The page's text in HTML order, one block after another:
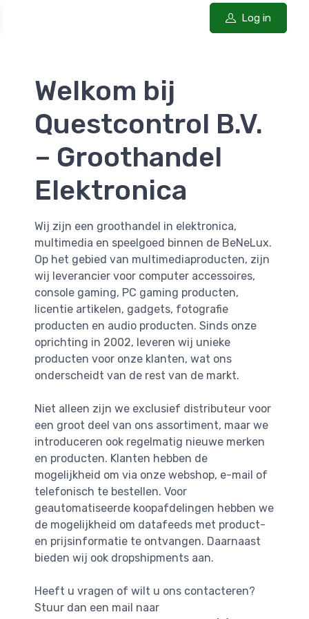
Log in
Welkom bij
Questcontrol B.V.
– Groothandel
Elektronica
Wij zijn een groothandel in elektronica,
multimedia en speelgoed binnen de BeNeLux.
Op het gebied van multimediaproducten, zijn
wij leverancier voor computer accessoires,
console gaming, PC gaming producten,
licentie artikelen, gadgets, fotografie
producten en audio producten. Sinds onze
oprichting in 2002, leveren wij unieke
producten voor onze klanten, wat ons
onderscheidt van de rest van de markt.
Niet alleen zijn we exclusief distributeur voor
een groot deel van ons assortiment, maar we
introduceren ook regelmatig nieuwe merken
en producten. Klanten hebben de
mogelijkheid om via onze webshop, e-mail of
telefonisch te bestellen. Voor
geautomatiseerde koopafdelingen hebben we
de mogelijkheid om datafeeds met product-
en prijsinformatie te ontvangen. Daarnaast
bieden wij ook dropshipments aan.
Heeft u vragen of wilt u ons contacteren?
Stuur dan een mail naar